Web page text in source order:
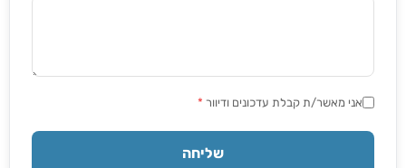
אני מאשר/ת קבלת עדכונים ודיוור *
שליחה